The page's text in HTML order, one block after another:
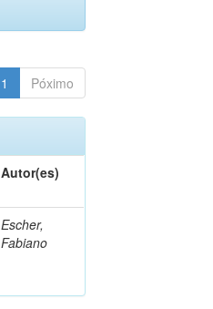
1 Póximo
Autor(es)
Escher,
Fabiano